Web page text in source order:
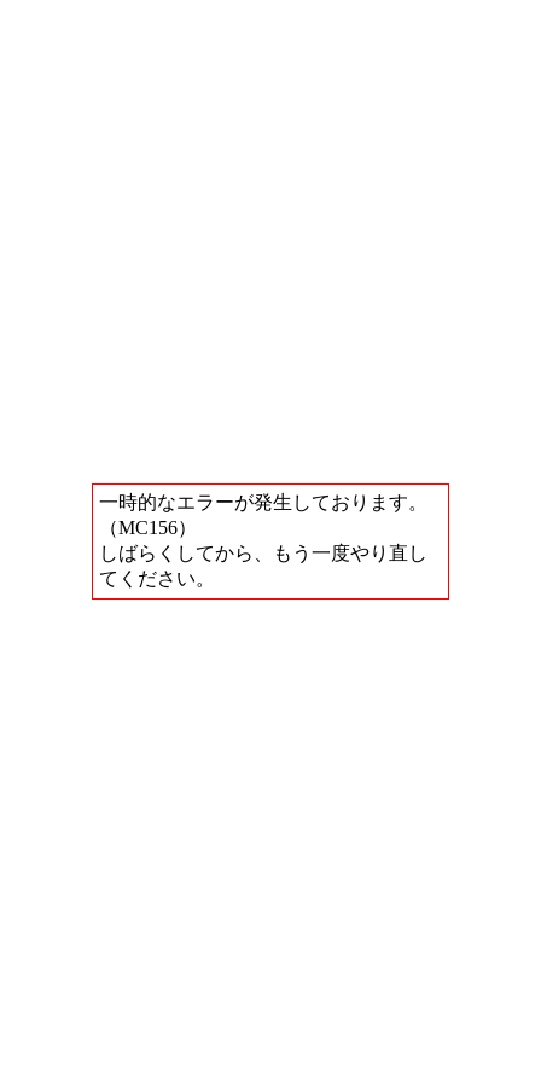
一時的なエラーが発生しております。
（MC156）
しばらくしてから、もう一度やり直し
てください。